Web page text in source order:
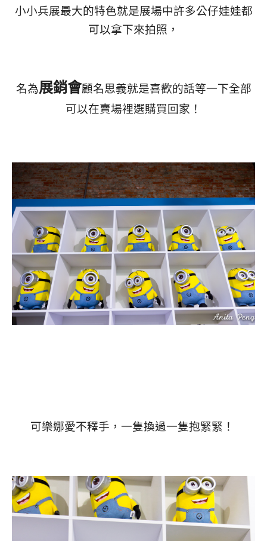
小小兵展最大的特色就是展場中許多公仔娃娃都
可以拿下來拍照，
名為展銷會顧名思義就是喜歡的話等一下全部
可以在賣場裡選購買回家！
可樂娜愛不釋手，一隻換過一隻抱緊緊！